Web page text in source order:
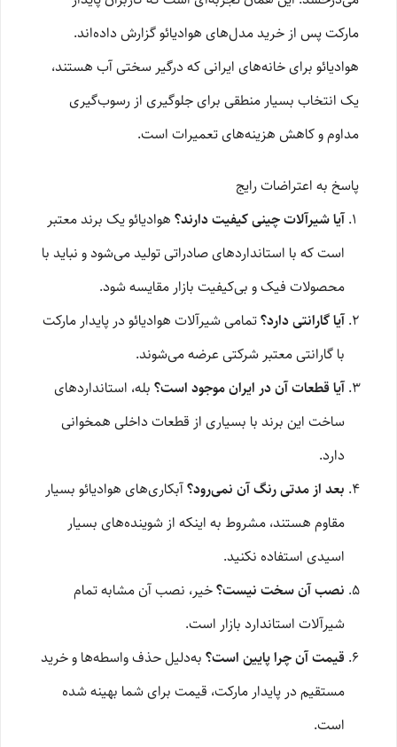
مارکت پس از خرید مدل‌های هوادیائو گزارش داده‌اند.
هوادیائو برای خانه‌های ایرانی که درگیر سختی آب هستند،
یک انتخاب بسیار منطقی برای جلوگیری از رسوب‌گیری
مداوم و کاهش هزینه‌های تعمیرات است.
پاسخ به اعتراضات رایج
آیا شیرآلات چینی کیفیت دارند؟ هوادیائو یک برند معتبر
است که با استانداردهای صادراتی تولید می‌شود و نباید با
محصولات فیک و بی‌کیفیت بازار مقایسه شود.
آیا گارانتی دارد؟تمامی شیرآلات هوادیائو در پایدار مارکت
با گارانتی معتبر شرکتی عرضه می‌شوند.
آیا قطعات آن در ایران موجود است؟ بله، استانداردهای
ساخت این برند با بسیاری از قطعات داخلی همخوانی
دارد.
بعد از مدتی رنگ آن نمی‌رود؟آبکاری‌های هوادیائو بسیار
مقاوم هستند، مشروط به اینکه از شوینده‌های بسیار
اسیدی استفاده نکنید.
نصب آن سخت نیست؟خیر، نصب آن مشابه تمام
شیرآلات استاندارد بازار است.
قیمت آن چرا پایین است؟ به‌دلیل حذف واسطه‌ها و خرید
مستقیم در پایدار مارکت، قیمت برای شما بهینه شده
است.